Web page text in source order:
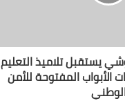
يستقبل تلاميذ التعليم
الأبواب المفتوحة للأمن